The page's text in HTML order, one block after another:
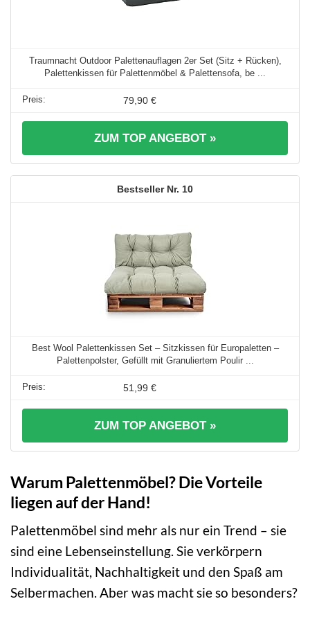
Traumnacht Outdoor Palettenauflagen 2er Set (Sitz + Rücken),
Palettenkissen für Palettenmöbel & Palettensofa, be ...
79,90 €
ZUM TOP ANGEBOT »
10
Best Wool Palettenkissen Set – Sitzkissen für Europaletten –
Palettenpolster, Gefüllt mit Granuliertem Poulir ...
51,99 €
ZUM TOP ANGEBOT »
Warum Palettenmöbel? Die Vorteile
liegen auf der Hand!
Palettenmöbel sind mehr als nur ein Trend – sie
sind eine Lebenseinstellung. Sie verkörpern
Individualität, Nachhaltigkeit und den Spaß am
Selbermachen. Aber was macht sie so besonders?